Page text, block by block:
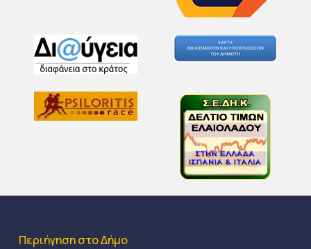
Περιήγηση στο Δήμο